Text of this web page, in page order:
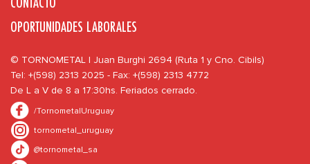
OPORTUNIDADES LABORALES
© TORNOMETAL | Juan Burghi 2694 (Ruta 1 y Cno. Cibils)
Tel: +(598) 2313 2025 - Fax: +(598) 2313 4772
De L a V de 8 a 17:30hs. Feriados cerrado.
/TornometalUruguay
tornometal_uruguay
@tornometal_sa